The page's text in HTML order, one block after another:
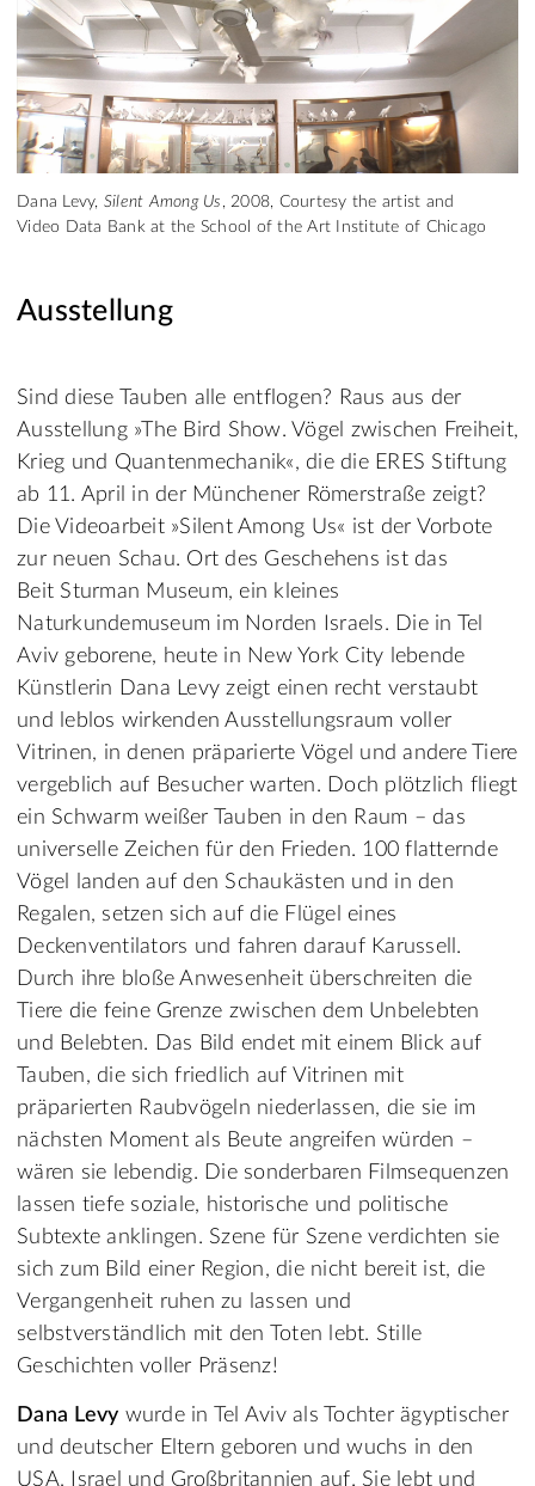
Dana Levy, Silent Among Us , 2008, Courtesy the artist and
Video Data Bank at the School of the Art Institute of Chicago
Ausstellung
Sind diese Tauben alle entflogen? Raus aus der
Ausstellung »The Bird Show. Vögel zwischen Freiheit,
Krieg und Quantenmechanik«, die die ERES Stiftung
ab 11. April in der Münchener Römerstraße zeigt?
Die Videoarbeit »Silent Among Us« ist der Vorbote
zur neuen Schau. Ort des Geschehens ist das
Beit Sturman Museum, ein kleines
Naturkundemuseum im Norden Israels. Die in Tel
Aviv geborene, heute in New York City lebende
Künstlerin Dana Levy zeigt einen recht verstaubt
und leblos wirkenden Ausstellungsraum voller
Vitrinen, in denen präparierte Vögel und andere Tiere
vergeblich auf Besucher warten. Doch plötzlich fliegt
ein Schwarm weißer Tauben in den Raum – das
universelle Zeichen für den Frieden. 100 flatternde
Vögel landen auf den Schaukästen und in den
Regalen, setzen sich auf die Flügel eines
Deckenventilators und fahren darauf Karussell.
Durch ihre bloße Anwesenheit überschreiten die
Tiere die feine Grenze zwischen dem Unbelebten
und Belebten. Das Bild endet mit einem Blick auf
Tauben, die sich friedlich auf Vitrinen mit
präparierten Raubvögeln niederlassen, die sie im
nächsten Moment als Beute angreifen würden –
wären sie lebendig. Die sonderbaren Filmsequenzen
lassen tiefe soziale, historische und politische
Subtexte anklingen. Szene für Szene verdichten sie
sich zum Bild einer Region, die nicht bereit ist, die
Vergangenheit ruhen zu lassen und
selbstverständlich mit den Toten lebt. Stille
Geschichten voller Präsenz!
Dana Levy wurde in Tel Aviv als Tochter ägyptischer
und deutscher Eltern geboren und wuchs in den
USA, Israel und Großbritannien auf. Sie lebt und